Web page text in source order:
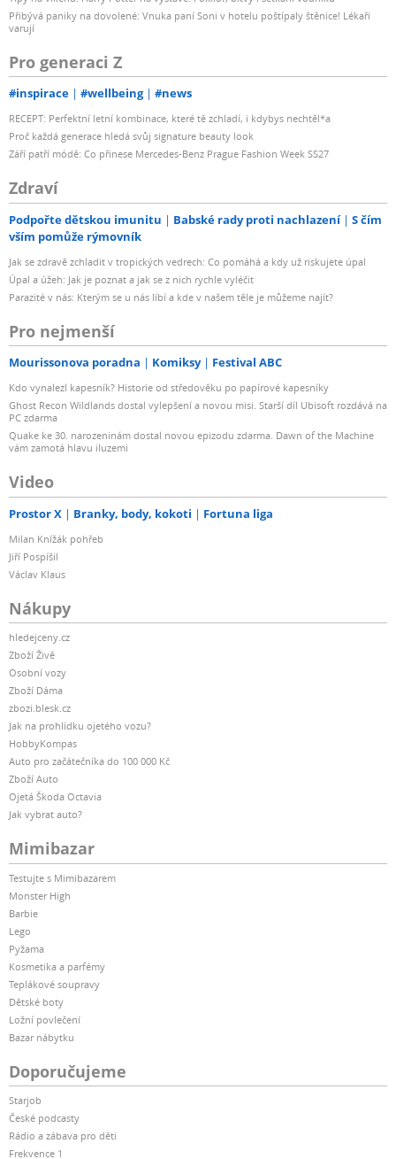
Přibývá paniky na dovolené: Vnuka paní Soni v hotelu poštípaly štěnice! Lékaři
varují
Pro generaci Z
#inspirace #wellbeing #news
RECEPT: Perfektní letní kombinace, které tě zchladí, i kdybys nechtěl*a
Proč každá generace hledá svůj signature beauty look
Září patří módě: Co přinese Mercedes-Benz Prague Fashion Week SS27
Zdraví
Podpořte dětskou imunitu Babské rady proti nachlazení
S čím
vším pomůže rýmovník
Jak se zdravě zchladit v tropických vedrech: Co pomáhá a kdy už riskujete úpal
Úpal a úžeh: Jak je poznat a jak se z nich rychle vyléčit
Parazité v nás: Kterým se u nás líbí a kde v našem těle je můžeme najít?
Pro nejmenší
Mourissonova poradna Komiksy Festival ABC
Kdo vynalezl kapesník? Historie od středověku po papírové kapesníky
Ghost Recon Wildlands dostal vylepšení a novou misi. Starší díl Ubisoft rozdává na
PC zdarma
Quake ke 30. narozeninám dostal novou epizodu zdarma. Dawn of the Machine
vám zamotá hlavu iluzemi
Video
Prostor X Branky, body, kokoti Fortuna liga
Milan Knížák pohřeb
Jiří Pospíšil
Václav Klaus
Nákupy
hledejceny.cz
Zboží Živě
Osobní vozy
Zboží Dáma
zbozi.blesk.cz
Jak na prohlídku ojetého vozu?
HobbyKompas
Auto pro začátečníka do 100 000 Kč
Zboží Auto
Ojetá Škoda Octavia
Jak vybrat auto?
Mimibazar
Testujte s Mimibazarem
Monster High
Barbie
Lego
Pyžama
Kosmetika a parfémy
Teplákové soupravy
Dětské boty
Ložní povlečení
Bazar nábytku
Doporučujeme
Starjob
České podcasty
Rádio a zábava pro děti
Frekvence 1